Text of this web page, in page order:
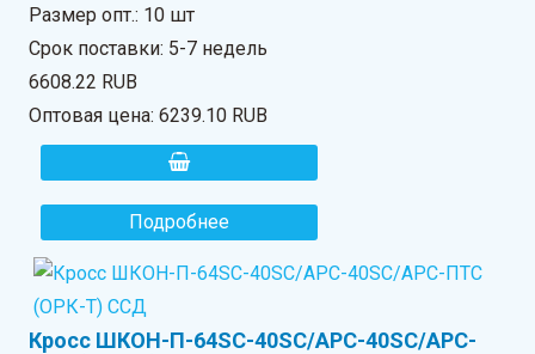
Размер опт.: 10 шт
Срок поставки: 5-7 недель
6608.22 RUB
Оптовая цена:6239.10 RUB
Подробнее
Кросс ШКОН-П-64SC-40SC/APC-40SC/APC-